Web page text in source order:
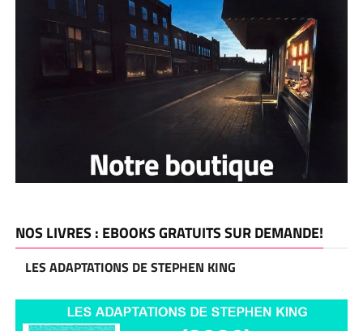
NOS LIVRES : EBOOKS GRATUITS SUR DEMANDE!
LES ADAPTATIONS DE STEPHEN KING